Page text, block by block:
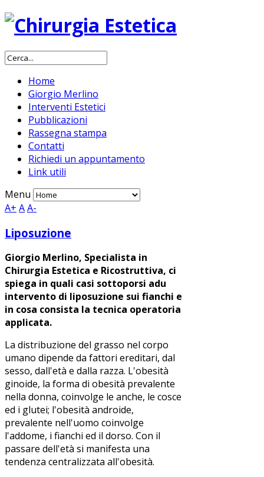
Home
Giorgio Merlino
Interventi Estetici
Pubblicazioni
Rassegna stampa
Contatti
Richiedi un appuntamento
Link utili
Menu
A+ AA-
Liposuzione
Giorgio Merlino, Specialista in
Chirurgia Estetica e Ricostruttiva, ci
spiega in quali casi sottoporsi adu
intervento di liposuzione sui fianchi e
in cosa consista la tecnica operatoria
applicata.
La distribuzione del grasso nel corpo
umano dipende da fattori ereditari, dal
sesso, dall'età e dalla razza. L'obesità
ginoide, la forma di obesità prevalente
nella donna, coinvolge le anche, le cosce
ed i glutei; l'obesità androide,
prevalente nell'uomo coinvolge
l'addome, i fianchi ed il dorso. Con il
passare dell'età si manifesta una
tendenza centralizzata all'obesità.